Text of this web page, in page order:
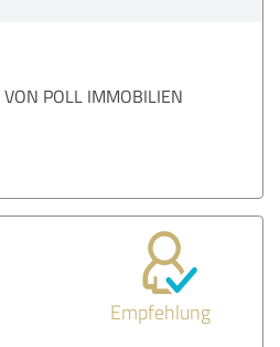
POLL IMMOBILIEN
Empfehlung